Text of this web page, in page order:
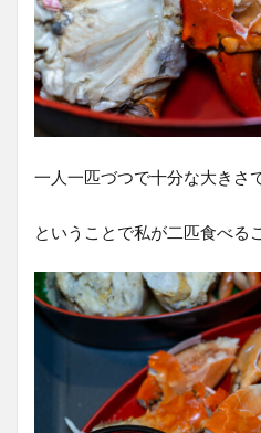
一人一匹づつで十分な大きさ
ということで私が二匹食べる